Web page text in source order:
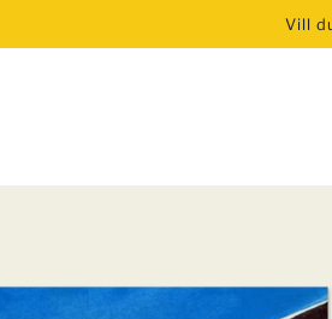
Vill
ODLA KLIMATSMART
Jordkraft